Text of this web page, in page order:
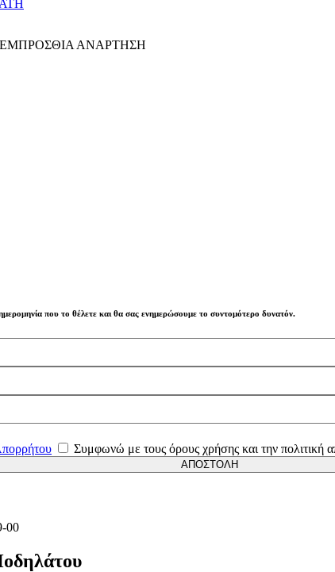
ΕΜΠΡΟΣΘΙΑ ΑΝΑΡΤΗΣΗ
που το θέλετε και θα σας ενημερώσουμε το συντομότερο δυνατόν.
Συμφωνώ με τους όρους χρήσης και την πολιτική
ΑΠΟΣΤΟΛΗ
00